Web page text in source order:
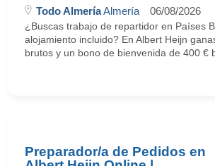
Todo AlmeríaAlmería 06/08/2026
¿Buscas trabajo de repartidor en Países
alojamiento incluido? En Albert Heijn
brutos y un bono de bienvenida de 400 €
Preparador/a de Pedidos en